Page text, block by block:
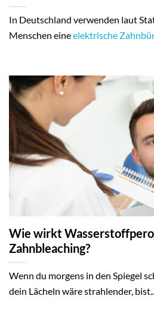
In Deutschland verwenden laut
Menschen eineelektrische
Wie wirkt
Zahnbleaching?
Wenn du morgens in den Spiegel
dein Lächeln wäre strahlender,